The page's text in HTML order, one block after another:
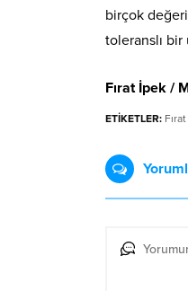
birçok değeri
toleranslı
Fırat İpek /
ETİKETLER: